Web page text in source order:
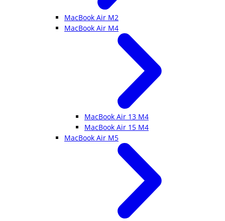
MacBook Air M2
MacBook Air M4
MacBook Air 13 M4
MacBook Air 15 M4
MacBook Air M5